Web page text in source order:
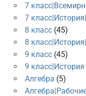
7
7
8 класс(45)
8
9 класс(45)
9 класс|История
Алгебра (5)